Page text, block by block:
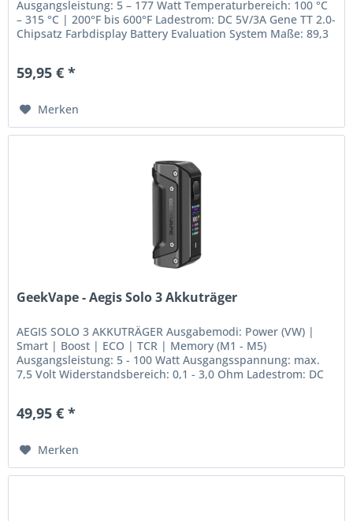
Ausgangsleistung: 5 – 177 Watt Temperaturbereich: 100 °C
– 315 °C | 200°F bis 600°F Ladestrom: DC 5V/3A Gene TT 2.0-
Chipsatz Farbdisplay Battery Evaluation System Maße: 89,3
59,95 € *
Merken
GeekVape - Aegis Solo 3 Akkuträger
AEGIS SOLO 3 AKKUTRÄGER Ausgabemodi: Power (VW) |
Smart | Boost | ECO | TCR | Memory (M1 - M5)
Ausgangsleistung: 5 - 100 Watt Ausgangsspannung: max.
7,5 Volt Widerstandsbereich: 0,1 - 3,0 Ohm Ladestrom: DC
49,95 € *
Merken